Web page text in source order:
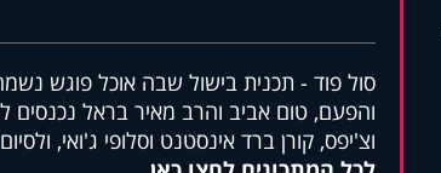
סול פוד - תכנית בישול שבה אוכל פוגש
והפעם, טום אביב והרב מאיר בראל נכנסים
וצ'יפס, קורן ברד אינסטנט וסלופי ג'ואי,